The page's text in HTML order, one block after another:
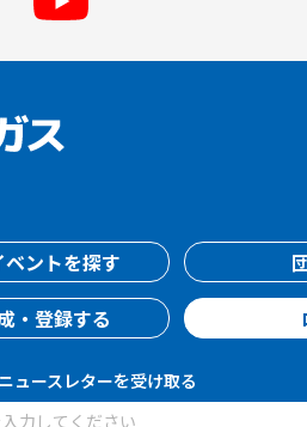
ントを探す
・登録する
ュースレターを受け取る